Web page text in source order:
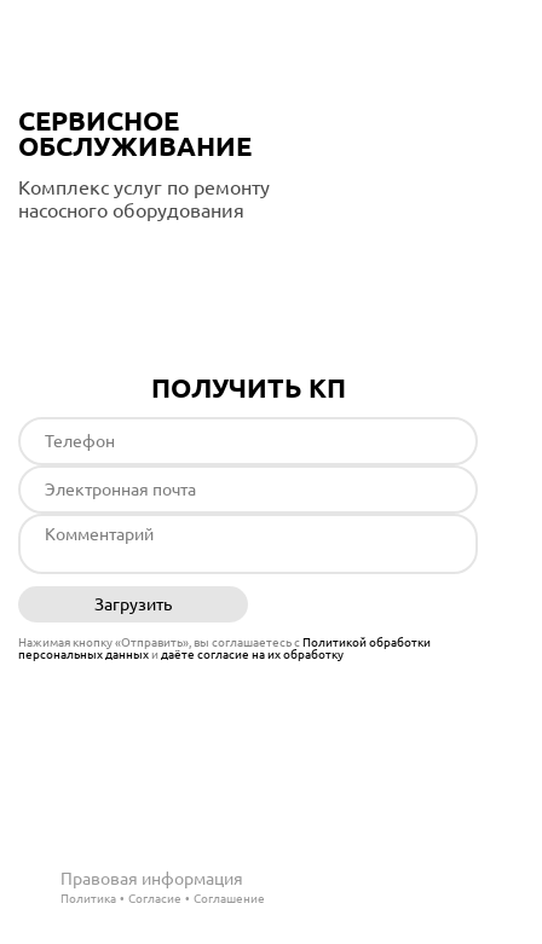
СЕРВИСНОЕ
ОБСЛУЖИВАНИЕ
Комплекс услуг по ремонту
насосного оборудования
ПОЛУЧИТЬ КП
Загрузить
Нажимая кнопку «Отправить», вы соглашаетесь сПолитикой обработки
персональных данныхи даёте согласие на их обработку
Правовая информация
Политика Согласие Соглашение